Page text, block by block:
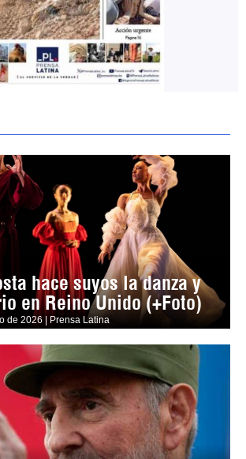
hace suyos la danza y
en Reino Unido (+Foto)
de 2026 | Prensa Latina